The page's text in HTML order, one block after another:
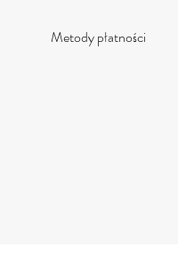
Metody płatności